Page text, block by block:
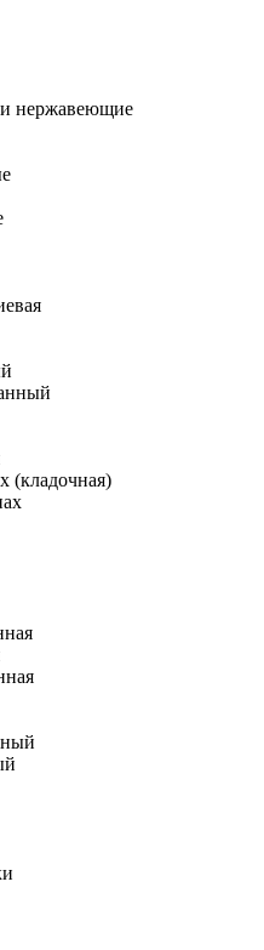
нержавеющие
(кладочная)